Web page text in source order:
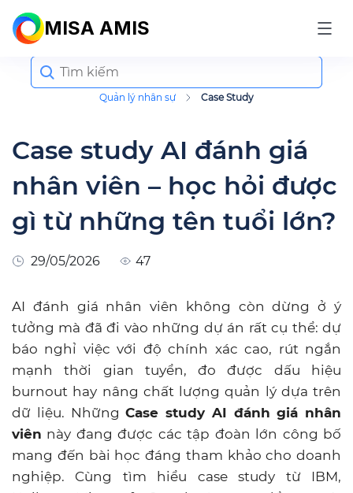
MISA AMIS
Quản lý nhân sự Case Study
Search
for:
Case study AI đánh giá
nhân viên – học hỏi được
gì từ những tên tuổi lớn?
29/05/2026 47
AI đánh giá nhân viên không còn dừng ở ý
tưởng mà đã đi vào những dự án rất cụ thể: dự
báo nghỉ việc với độ chính xác cao, rút ngắn
mạnh thời gian tuyển, đo được dấu hiệu
burnout hay nâng chất lượng quản lý dựa trên
dữ liệu. NhữngCase study AI đánh giá nhân
viên này đang được các tập đoàn lớn công bố
mang đến bài học đáng tham khảo cho doanh
nghiệp. Cùng tìm hiểu case study từ IBM,